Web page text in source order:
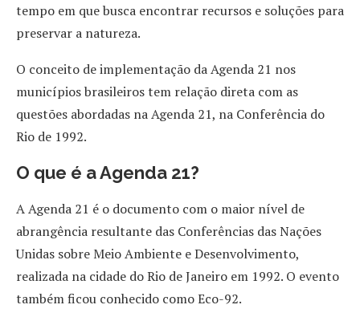
tempo em que busca encontrar recursos e soluções para
preservar a natureza.
O conceito de implementação da Agenda 21 nos
municípios brasileiros tem relação direta com as
questões abordadas na Agenda 21, na Conferência do
Rio de 1992.
O que é a Agenda 21?
A Agenda 21 é o documento com o maior nível de
abrangência resultante das Conferências das Nações
Unidas sobre Meio Ambiente e Desenvolvimento,
realizada na cidade do Rio de Janeiro em 1992. O evento
também ficou conhecido como Eco-92.